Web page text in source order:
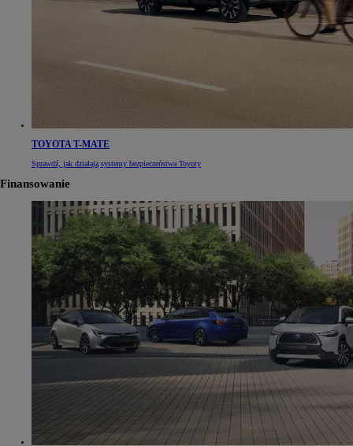
TOYOTA T-MATE
Sprawdź, jak działają systemy bezpieczeństwa Toyoty
Finansowanie